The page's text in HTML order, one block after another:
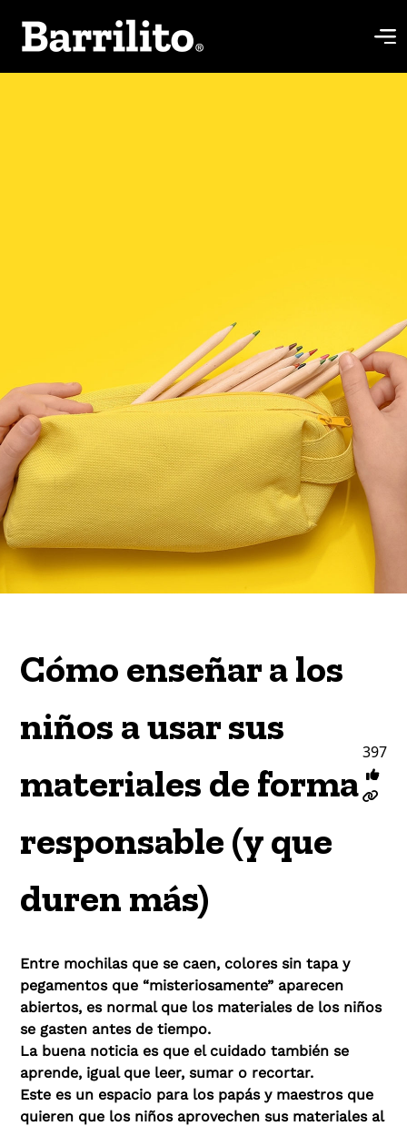
Cómo enseñar a los
niños a usar sus
materiales de forma
responsable (y que
duren más)
397
Entre mochilas que se caen, colores sin tapa y
pegamentos que “misteriosamente” aparecen
abiertos, es normal que los materiales de los niños
se gasten antes de tiempo.
La buena noticia es que el cuidado también se
aprende, igual que leer, sumar o recortar.
Este es un espacio para los papás y maestros que
quieren que los niños aprovechen sus materiales al